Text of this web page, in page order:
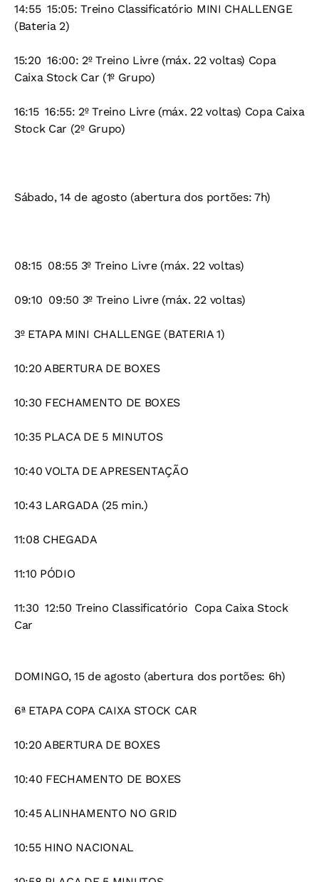
14:55  15:05: Treino Classificatório MINI CHALLENGE
(Bateria 2)
15:20  16:00: 2º Treino Livre (máx. 22 voltas) Copa
Caixa Stock Car (1º Grupo)
16:15  16:55: 2º Treino Livre (máx. 22 voltas) Copa Caixa
Stock Car (2º Grupo)
Sábado, 14 de agosto (abertura dos portões: 7h)
08:15  08:55 3º Treino Livre (máx. 22 voltas)
09:10  09:50 3º Treino Livre (máx. 22 voltas)
3º ETAPA MINI CHALLENGE (BATERIA 1)
10:20 ABERTURA DE BOXES
10:30 FECHAMENTO DE BOXES
10:35 PLACA DE 5 MINUTOS
10:40 VOLTA DE APRESENTAÇÃO
10:43 LARGADA (25 min.)
11:08 CHEGADA
11:10 PÓDIO
11:30  12:50 Treino Classificatório Copa Caixa Stock
Car
DOMINGO, 15 de agosto (abertura dos portões: 6h)
6ª ETAPA COPA CAIXA STOCK CAR
10:20 ABERTURA DE BOXES
10:40 FECHAMENTO DE BOXES
10:45 ALINHAMENTO NO GRID
10:55 HINO NACIONAL